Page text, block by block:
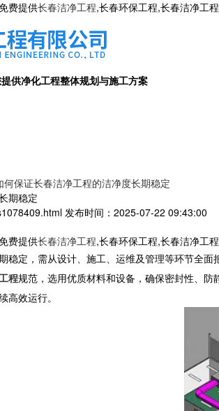
费提供长春洁净工程,长春环保工程,长春洁净工
供净化工程整体规划与施工方案
何保证长春洁净工程的洁净度长期稳定
期稳定
发布时间：2025-07-22 09:43:00
费提供长春洁净工程,长春环保工程,长春洁净工
稳定，需从设计、施工、运维及管理等环节全
程规范，选用优质材料和设备，确保密封性、
高效运行。